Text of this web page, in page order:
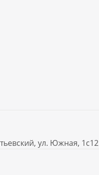
ул. Южная, 1с12